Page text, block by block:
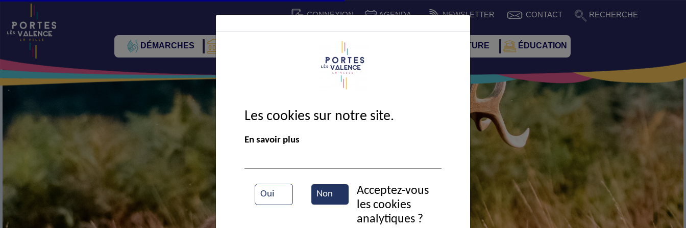
CONNEXION AGENDA NEWSLETTER CONTACT RECHERCHE
DÉMARCHES CADRE DE VIE SPORT ET CULTURE ÉDUCATION
Chasse
Les cookies sur notre site.
En savoir plus
Oui Non
Acceptez-vous
les cookies
analytiques ?